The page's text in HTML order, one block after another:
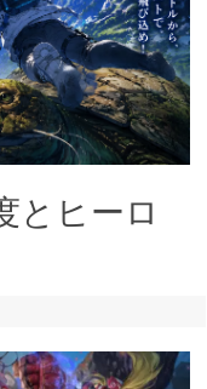
とヒーロ